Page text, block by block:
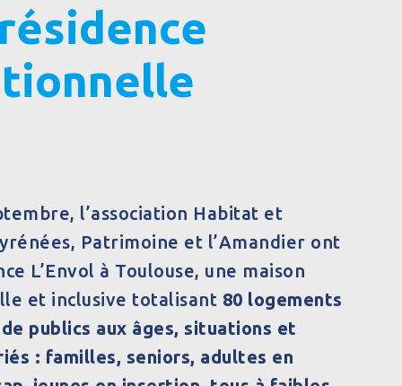
l’association Habitat et
Patrimoine et l’Amandier ont
L’Envol à Toulouse, une maison
et inclusive totalisant 80 logements
publics aux âges, situations et
: familles, seniors, adultes en